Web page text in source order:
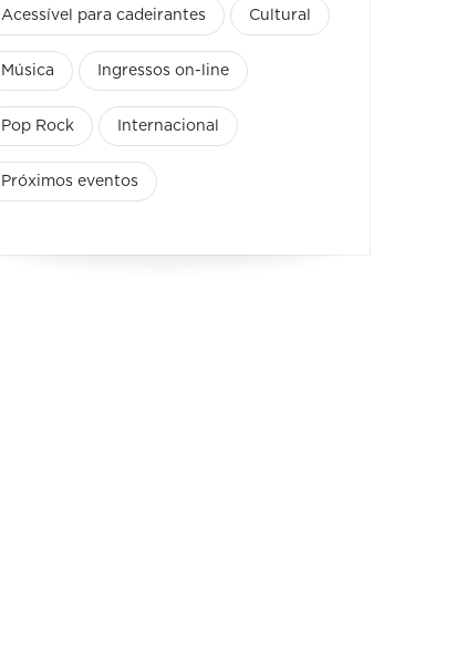
Acessível para cadeirantes Cultural
Música Ingressos on-line
Pop Rock Internacional
Próximos eventos